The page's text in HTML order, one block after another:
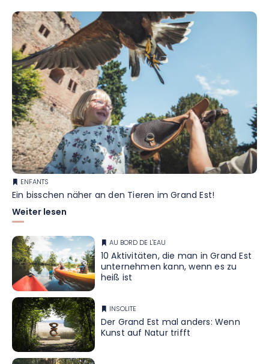
ENFANTS
Ein bisschen näher an den Tieren im Grand Est!
Weiter lesen
AU BORD DE L'EAU
10 Aktivitäten, die man in Grand Est
unternehmen kann, wenn es zu
heiß ist
INSOLITE
Der Grand Est mal anders: Wenn
Kunst auf Natur trifft